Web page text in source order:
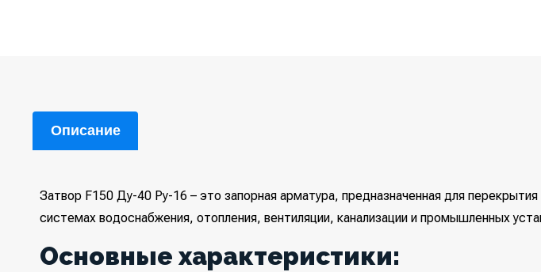
Описание
Затвор F150 Ду-40 Ру-16 – это запорная арматура, предназначенная для
системах водоснабжения, отопления, вентиляции, канализации и промышленных
Основные характеристики: